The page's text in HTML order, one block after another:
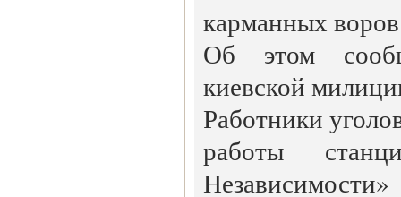
карманных
Об этом
киевской
Работники
работы